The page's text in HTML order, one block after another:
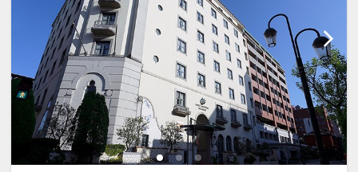
ゆったりとした浴槽と洗い場を備え
た、シティホテルとしては本格的な
大浴場です。
団体専用貸切大浴場は完全予約制と
なります。
□営業時間：16:00～24:00/翌朝
05:30～09:00